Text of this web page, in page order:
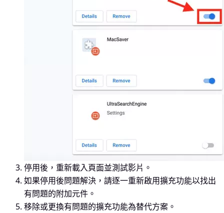
停用後，重新載入頁面並測試影片。
如果停用後問題解決，請逐一重新啟用擴充功能以找出
有問題的附加元件。
移除或更換有問題的擴充功能為替代方案。